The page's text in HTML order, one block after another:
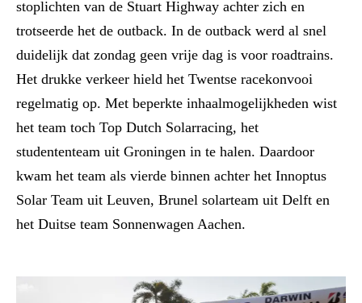
stoplichten van de Stuart Highway achter zich en
trotseerde het de outback. In de outback werd al snel
duidelijk dat zondag geen vrije dag is voor roadtrains.
Het drukke verkeer hield het Twentse racekonvooi
regelmatig op. Met beperkte inhaalmogelijkheden wist
het team toch Top Dutch Solarracing, het
studententeam uit Groningen in te halen. Daardoor
kwam het team als vierde binnen achter het Innoptus
Solar Team uit Leuven, Brunel solarteam uit Delft en
het Duitse team Sonnenwagen Aachen.